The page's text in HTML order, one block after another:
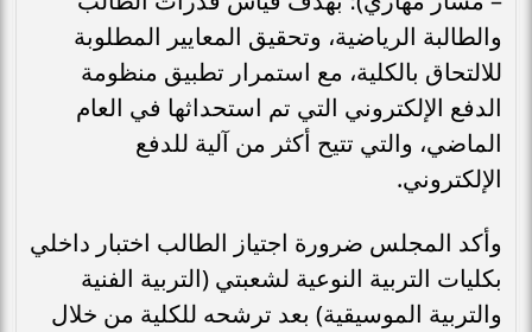
والطالبة الرياضية، وتحقيق المعايير المطلوبة
للالتحاق بالكلية، مع استمرار تطبيق منظومة
الدفع الإلكتروني التي تم استحداثها في العام
الماضي، والتي تتيح أكثر من آلية للدفع
الإلكتروني.
وأكد المجلس ضرورة اجتياز الطالب اختبار داخلي
بكليات التربية النوعية لشعبتي (التربية الفنية
والتربية الموسيقية) بعد ترشحه للكلية من خلال